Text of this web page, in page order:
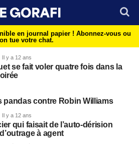
en journal papier ! Abonnez-vous ou
on tue votre chat.
Il y a 12 ans
se fait voler quatre fois dans la
pandas contre Robin Williams
Il y a 12 ans
qui faisait de l’auto-dérision
à agent